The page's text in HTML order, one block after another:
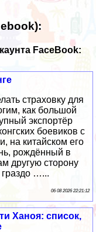
FaceBook:
страховку для
как большой
экспортёр
боевиков с
на китайском его
рождённый в
другую сторону
граздо …...
06 08 2026 22:21:12
Ханоя: список,